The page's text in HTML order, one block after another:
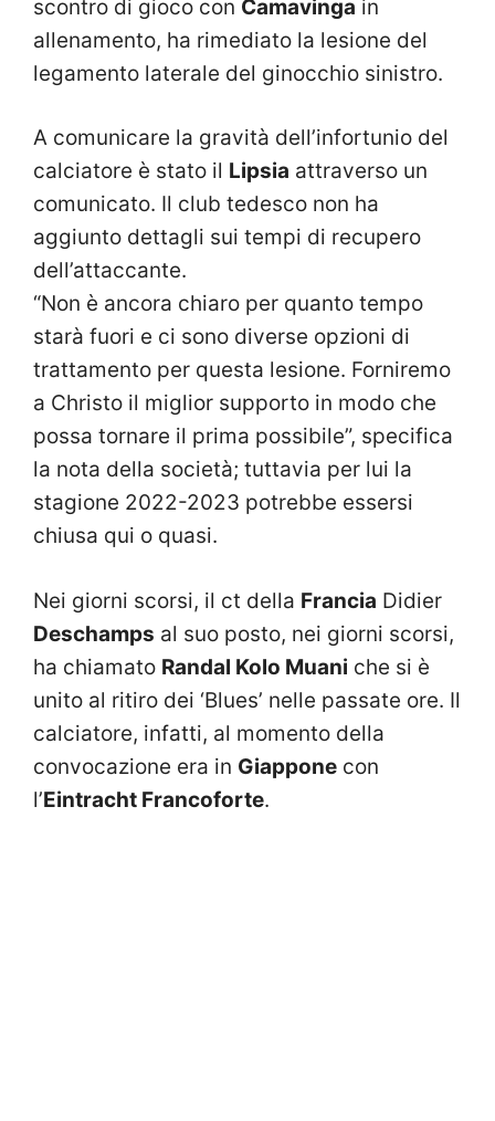
scontro di gioco con Camavinga in
allenamento, ha rimediato la lesione del
legamento laterale del ginocchio sinistro.
A comunicare la gravità dell’infortunio del
calciatore è stato il Lipsia attraverso un
comunicato. Il club tedesco non ha
aggiunto dettagli sui tempi di recupero
dell’attaccante.
“Non è ancora chiaro per quanto tempo
starà fuori e ci sono diverse opzioni di
trattamento per questa lesione. Forniremo
a Christo il miglior supporto in modo che
possa tornare il prima possibile”, specifica
la nota della società; tuttavia per lui la
stagione 2022-2023 potrebbe essersi
chiusa qui o quasi.
Nei giorni scorsi, il ct della Francia Didier
Deschamps al suo posto, nei giorni scorsi,
ha chiamato Randal Kolo Muani che si è
unito al ritiro dei ‘Blues’ nelle passate ore. Il
calciatore, infatti, al momento della
convocazione era in Giappone con
l’Eintracht Francoforte.